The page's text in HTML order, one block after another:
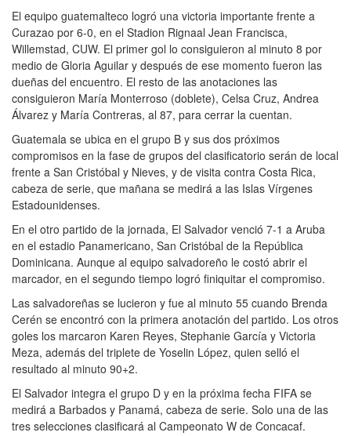
El equipo guatemalteco logró una victoria importante frente a
Curazao por 6-0, en el Stadion Rignaal Jean Francisca,
Willemstad, CUW. El primer gol lo consiguieron al minuto 8 por
medio de Gloria Aguilar y después de ese momento fueron las
dueñas del encuentro. El resto de las anotaciones las
consiguieron María Monterroso (doblete), Celsa Cruz, Andrea
Álvarez y María Contreras, al 87, para cerrar la cuentan.
Guatemala se ubica en el grupo B y sus dos próximos
compromisos en la fase de grupos del clasificatorio serán de local
frente a San Cristóbal y Nieves, y de visita contra Costa Rica,
cabeza de serie, que mañana se medirá a las Islas Vírgenes
Estadounidenses.
En el otro partido de la jornada, El Salvador venció 7-1 a Aruba
en el estadio Panamericano, San Cristóbal de la República
Dominicana. Aunque al equipo salvadoreño le costó abrir el
marcador, en el segundo tiempo logró finiquitar el compromiso.
Las salvadoreñas se lucieron y fue al minuto 55 cuando Brenda
Cerén se encontró con la primera anotación del partido. Los otros
goles los marcaron Karen Reyes, Stephanie García y Victoria
Meza, además del triplete de Yoselin López, quien selló el
resultado al minuto 90+2.
El Salvador integra el grupo D y en la próxima fecha FIFA se
medirá a Barbados y Panamá, cabeza de serie. Solo una de las
tres selecciones clasificará al Campeonato W de Concacaf.